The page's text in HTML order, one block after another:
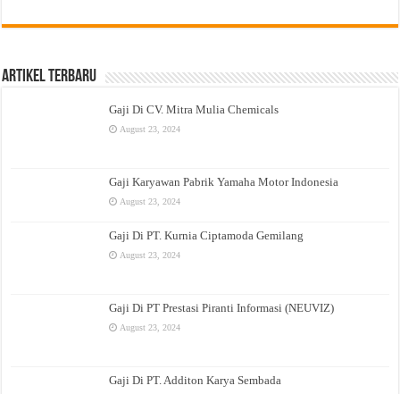
Artikel Terbaru
Gaji Di CV. Mitra Mulia Chemicals
August 23, 2024
Gaji Karyawan Pabrik Yamaha Motor Indonesia
August 23, 2024
Gaji Di PT. Kurnia Ciptamoda Gemilang
August 23, 2024
Gaji Di PT Prestasi Piranti Informasi (NEUVIZ)
August 23, 2024
Gaji Di PT. Additon Karya Sembada